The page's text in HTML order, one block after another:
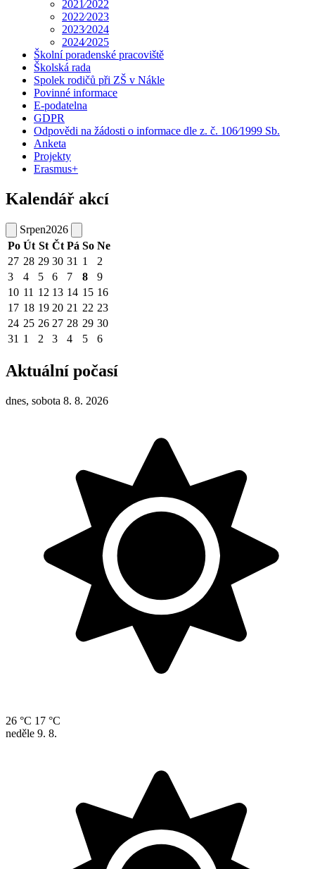
2021⁄2022
2022⁄2023
2023⁄2024
2024⁄2025
Školní poradenské pracoviště
Školská rada
Spolek rodičů při ZŠ v Nákle
Povinné informace
E-podatelna
GDPR
Odpovědi na žádosti o informace dle z. č. 106⁄1999 Sb.
Anketa
Projekty
Erasmus+
Kalendář akcí
Srpen2026
Po Út St Čt Pá So Ne
27 28 29 30 31 1
2
3
4 5 6 7 8
9
10 11 12 13 14 15 16
17 18 19 20 21 22 23
24 25 26 27 28 29 30
31 1 2 3 4 5 6
Aktuální počasí
dnes, sobota 8. 8. 2026
26 °C 17 °C
neděle 9. 8.